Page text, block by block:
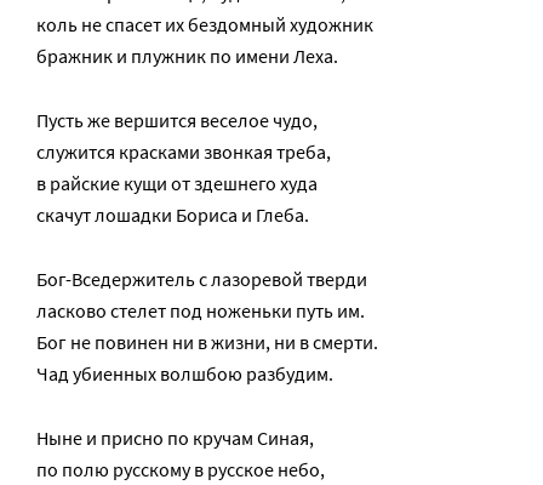
коль не спасет их бездомный художник
бражник и плужник по имени Леха.
Пусть же вершится веселое чудо,
служится красками звонкая треба,
в райские кущи от здешнего худа
скачут лошадки Бориса и Глеба.
Бог-Вседержитель с лазоревой тверди
ласково стелет под ноженьки путь им.
Бог не повинен ни в жизни, ни в смерти.
Чад убиенных волшбою разбудим.
Ныне и присно по кручам Синая,
по полю русскому в русское небо,